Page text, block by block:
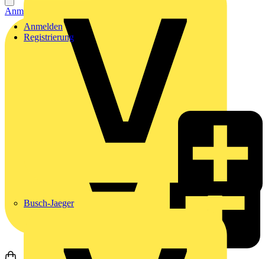
Busch-Jaeger
Anmelden
Registrierung
Anmelden